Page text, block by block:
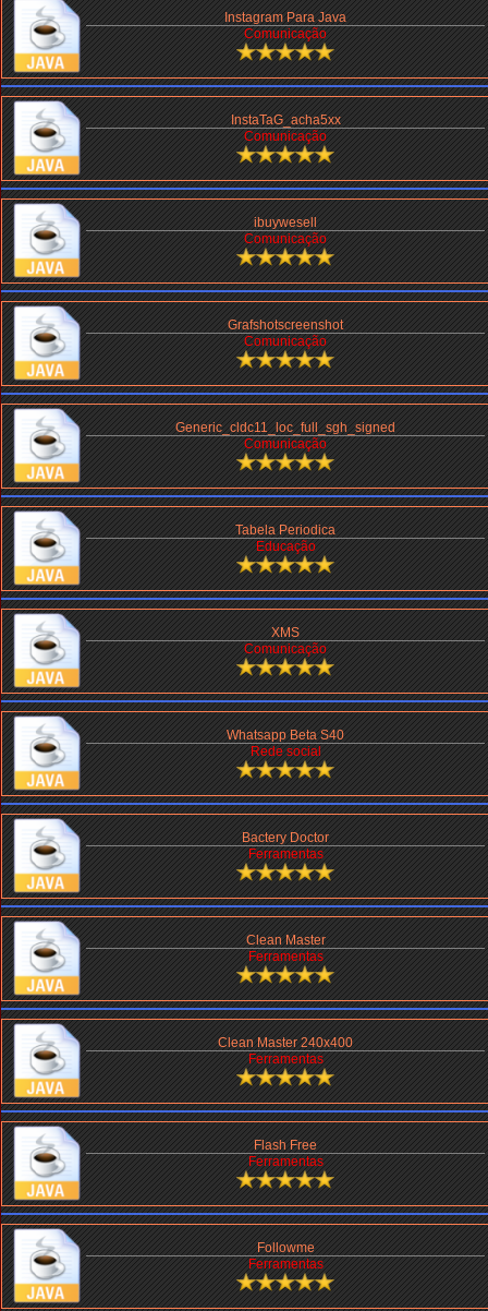
Instagram Para Java
Comunicação
InstaTaG_acha5xx
Comunicação
ibuywesell
Comunicação
Grafshotscreenshot
Comunicação
Generic_cldc11_loc_full_sgh_signed
Comunicação
Tabela Periodica
Educação
XMS
Comunicação
Whatsapp Beta S40
Rede social
Bactery Doctor
Ferramentas
Clean Master
Ferramentas
Clean Master 240x400
Ferramentas
Flash Free
Ferramentas
Followme
Ferramentas